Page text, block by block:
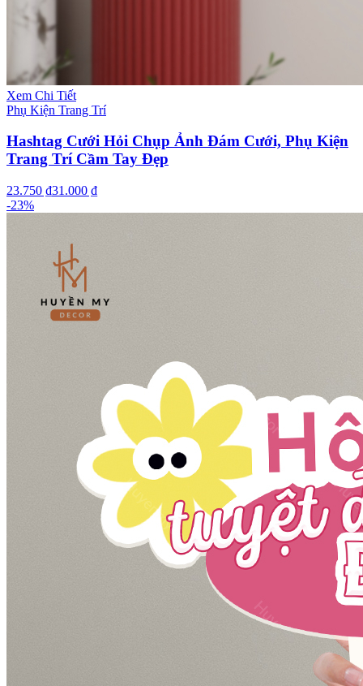
Xem Chi Tiết
Phụ Kiện Trang Trí
Hashtag Cưới Hỏi Chụp Ảnh Đám Cưới, Phụ Kiện
Trang Trí Cầm Tay Đẹp
23.750 ₫31.000 ₫
-23%